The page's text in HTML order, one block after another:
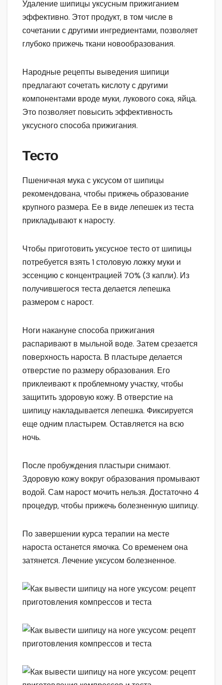
Удаление шипицы уксусным прижиганием
эффективно. Этот продукт, в том числе в
сочетании с другими ингредиентами, позволяет
глубоко прижечь ткани новообразования.
Народные рецепты выведения шипици
предлагают сочетать кислоту с другими
компонентами вроде муки, лукового сока, яйца.
Это позволяет повысить эффективность
уксусного способа прижигания.
Тесто
Пшеничная мука с уксусом от шипицы
рекомендована, чтобы прижечь образование
крупного размера. Ее в виде лепешек из теста
прикладывают к наросту.
Чтобы приготовить уксусное тесто от шипицы
потребуется взять 1 столовую ложку муки и
эссенцию с концентрацией 70% (3 капли). Из
получившегося теста делается лепешка
размером с нарост.
Ноги накануне способа прижигания
распаривают в мыльной воде. Затем срезается
поверхность нароста. В пластыре делается
отверстие по размеру образования. Его
приклеивают к проблемному участку, чтобы
защитить здоровую кожу. В отверстие на
шипицу накладывается лепешка. Фиксируется
еще одним пластырем. Оставляется на всю
ночь.
После пробуждения пластыри снимают.
Здоровую кожу вокруг образования промывают
водой. Сам нарост мочить нельзя. Достаточно 4
процедур, чтобы прижечь болезненную шипицу.
По завершении курса терапии на месте
нароста останется ямочка. Со временем она
затянется. Лечение уксусом болезненное.